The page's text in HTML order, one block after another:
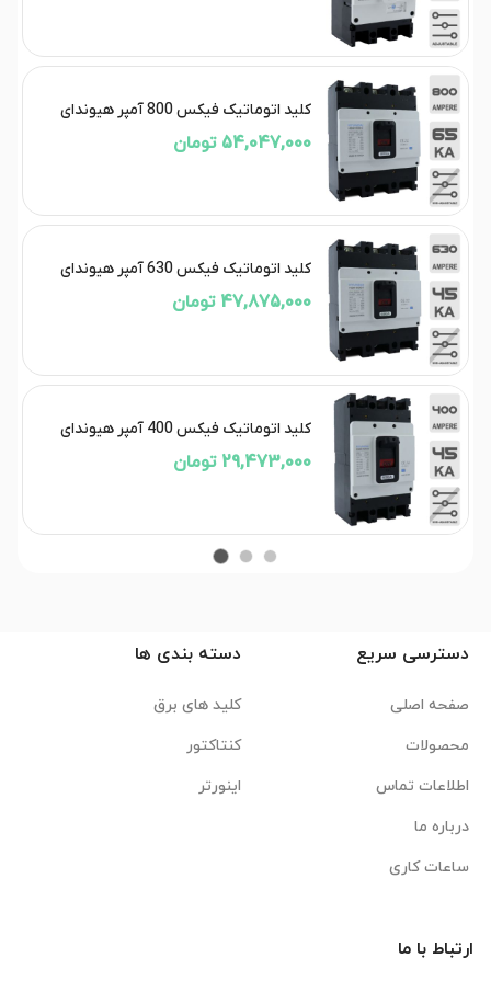
کلید اتوماتیک فیکس 800 آمپر هیوندای
54,047,000 تومان
کلید اتوماتیک فیکس 630 آمپر هیوندای
47,875,000 تومان
کلید اتوماتیک فیکس 400 آمپر هیوندای
29,473,000 تومان
دسترسی سریع
صفحه اصلی
محصولات
اطلاعات تماس
درباره ما
ساعات کاری
دسته بندی ها
کلید های برق
کنتاکتور
اینورتر
ارتباط با ما